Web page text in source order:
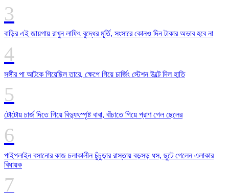
বাড়ির এই জায়গায় রাখুন লাফিং বুদ্ধের মূর্তি, সংসারে কোনও দিন টাকার অভাব হবে না
সঙ্গীর পা আটকে গিয়েছিল তারে, ক্ষেপে গিয়ে চার্জিং স্টেশন উল্টে দিল হাতি
টোটোয় চার্জ দিতে গিয়ে বিদ্যুৎস্পৃষ্ট বাবা, বাঁচাতে গিয়ে প্রাণ গেল ছেলের
পাইপলাইন বসানোর কাজ চলাকালীন চুঁচুড়ার রাস্তায় বড়সড় ধস, ছুটে গেলেন এলাকার
বিধায়ক